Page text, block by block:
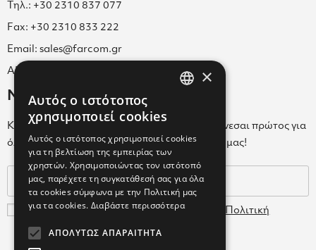
Τηλ.: +30 2310 837 077
Fax: +30 2310 833 222
Email: sales@farcom.gr
ΑΡ.Γ.Ε.ΜΗ. 038365205000
Newsletter
Κάνε εγγραφή στο Newsletter για να ενημερώνεσαι πρώτος για
όλα τα νέα μας και τα ολοκαίνουρια προϊόντα μας!
Συμφωνώ με τουςΌρους Χρήσης
Πολιτική
Δεδομένων
×
Αυτός ο ιστότοπος
χρησιμοποιεί cookies
Αυτός ο ιστότοπος χρησιμοποιεί cookies
για τη βελτίωση της εμπειρίας των
χρηστών. Χρησιμοποιώντας τον ιστότοπό
μας, παρέχετε τη συγκατάθεσή σας για όλα
τα cookies σύμφωνα με την Πολιτική μας
για τα cookies. Διαβάστε περισσότερα
ΑΠΟΛΎΤΩΣ ΑΠΑΡΑΊΤΗΤΑ